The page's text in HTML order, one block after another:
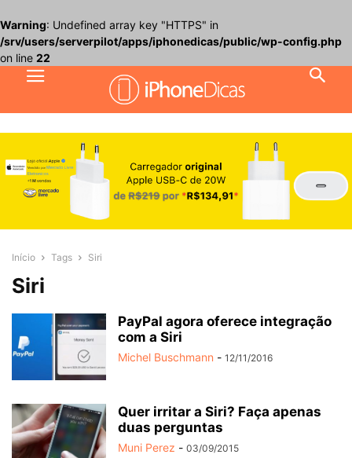
Warning: Undefined array key "HTTPS" in
/srv/users/serverpilot/apps/iphonedicas/public/wp-config.php
on line 22
Início Tags Siri
Siri
PayPal agora oferece integração
com a Siri
Michel Buschmann - 12/11/2016
Quer irritar a Siri? Faça apenas
duas perguntas
Muni Perez - 03/09/2015